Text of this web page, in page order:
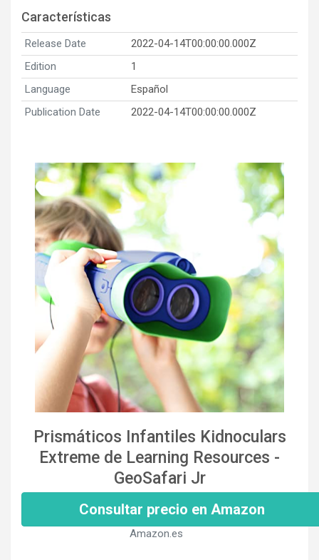
Características
Release Date
2022-04-14T00:00:00.000Z
Edition
1
Language
Español
Publication Date
2022-04-14T00:00:00.000Z
Prismáticos Infantiles Kidnoculars
Extreme de Learning Resources -
GeoSafari Jr
Consultar precio en Amazon
Amazon.es